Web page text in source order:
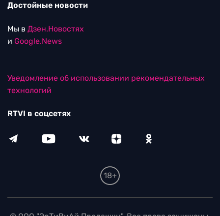
Достойные новости
Мы в Дзен.Новостях
и Google.News
Уведомление об использовании рекомендательных
технологий
RTVI в соцсетях
18+